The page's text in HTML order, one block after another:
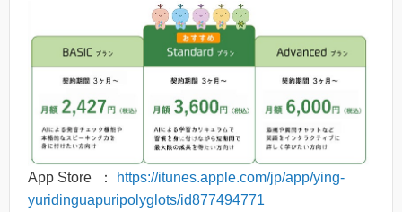
App Store ：
https://itunes.apple.com/jp/app/ying-
yuridinguapuripolyglots/id877494771